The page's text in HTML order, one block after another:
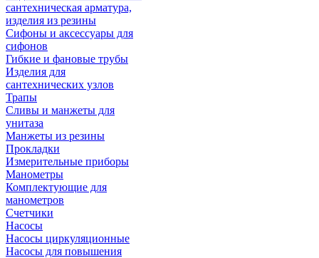
сантехническая арматура,
изделия из резины
Сифоны и аксессуары для
сифонов
Гибкие и фановые трубы
Изделия для
сантехнических узлов
Трапы
Сливы и манжеты для
унитаза
Манжеты из резины
Прокладки
Измерительные приборы
Манометры
Комплектующие для
манометров
Счетчики
Насосы
Насосы циркуляционные
Насосы для повышения